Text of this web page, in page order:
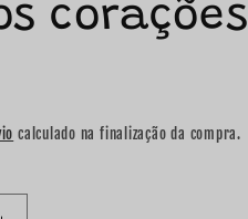
corações
calculado na finalização da compra.